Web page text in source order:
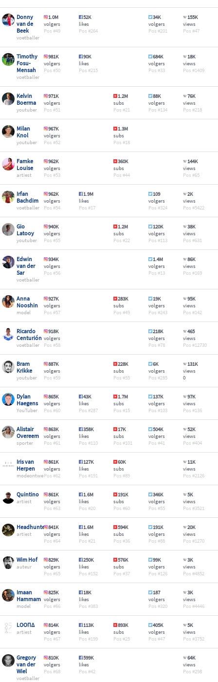
Donny
van de
Beek
voetballer
1.0M
volgers
49
52K
likes
264
34K
volgers
201
155K
views
47
Timothy
Fosu-
Mensah
voetballer
981K
volgers
50
90K
likes
215
684K
volgers
33
18K
views
1409
Kelvin
Boerma
youtuber
971K
volgers
51
1.2M
subs
21
88K
volgers
134
76K
views
218
Milan
Knol
youtuber
967K
volgers
52
1.3M
subs
18
Famke
Louise
artiest
962K
volgers
53
360K
subs
44
144K
views
65
Irfan
Bachdim
voetballer
962K
volgers
54
1.9M
likes
17
109
volgers
324
2K
views
5422
Gio
Latooy
youtuber
940K
volgers
55
1.2M
subs
22
120K
volgers
113
38K
views
631
Edwin
van der
Sar
voetballer
934K
volgers
56
1.4M
volgers
13
86K
views
169
Anna
Nooshin
model
927K
volgers
57
283K
subs
49
19K
volgers
243
95K
views
142
Ricardo
Centurión
voetballer
918K
volgers
58
218K
volgers
78
465
views
12730
Bram
Krikke
youtuber
887K
volgers
59
228K
subs
55
6K
volgers
285
131K
views
0
Dylan
Haegens
YouTuber
865K
volgers
60
43K
likes
287
1.7M
subs
15
137K
volgers
103
97K
views
136
Alistair
Overeem
sporter
863K
volgers
61
358K
likes
110
17K
subs
101
504K
volgers
41
52K
views
404
Iris van
Herpen
modeontwerper
861K
volgers
62
127K
likes
191
60K
subs
89
11K
views
2126
Quintino
artiest
861K
volgers
63
1.6M
likes
20
191K
subs
60
346K
volgers
55
5K
views
3521
Headhunterz
artiest
841K
volgers
64
1.6M
likes
21
594K
subs
36
191K
volgers
88
20K
views
1270
Wim Hof
auteur
829K
volgers
65
250K
likes
152
576K
subs
37
99K
volgers
126
3K
views
4852
Imaan
Hammam
model
825K
volgers
66
18K
likes
383
187
volgers
320
3K
views
4446
LOOΠΔ
artiest
814K
volgers
67
113K
likes
199
893K
subs
25
405K
volgers
47
5K
views
3752
Gregory
van der
Wiel
voetballer
810K
volgers
68
599K
likes
42
64K
views
298